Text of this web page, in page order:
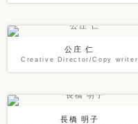
公庄 仁
Creative Director/Copy writer
長橋 明子